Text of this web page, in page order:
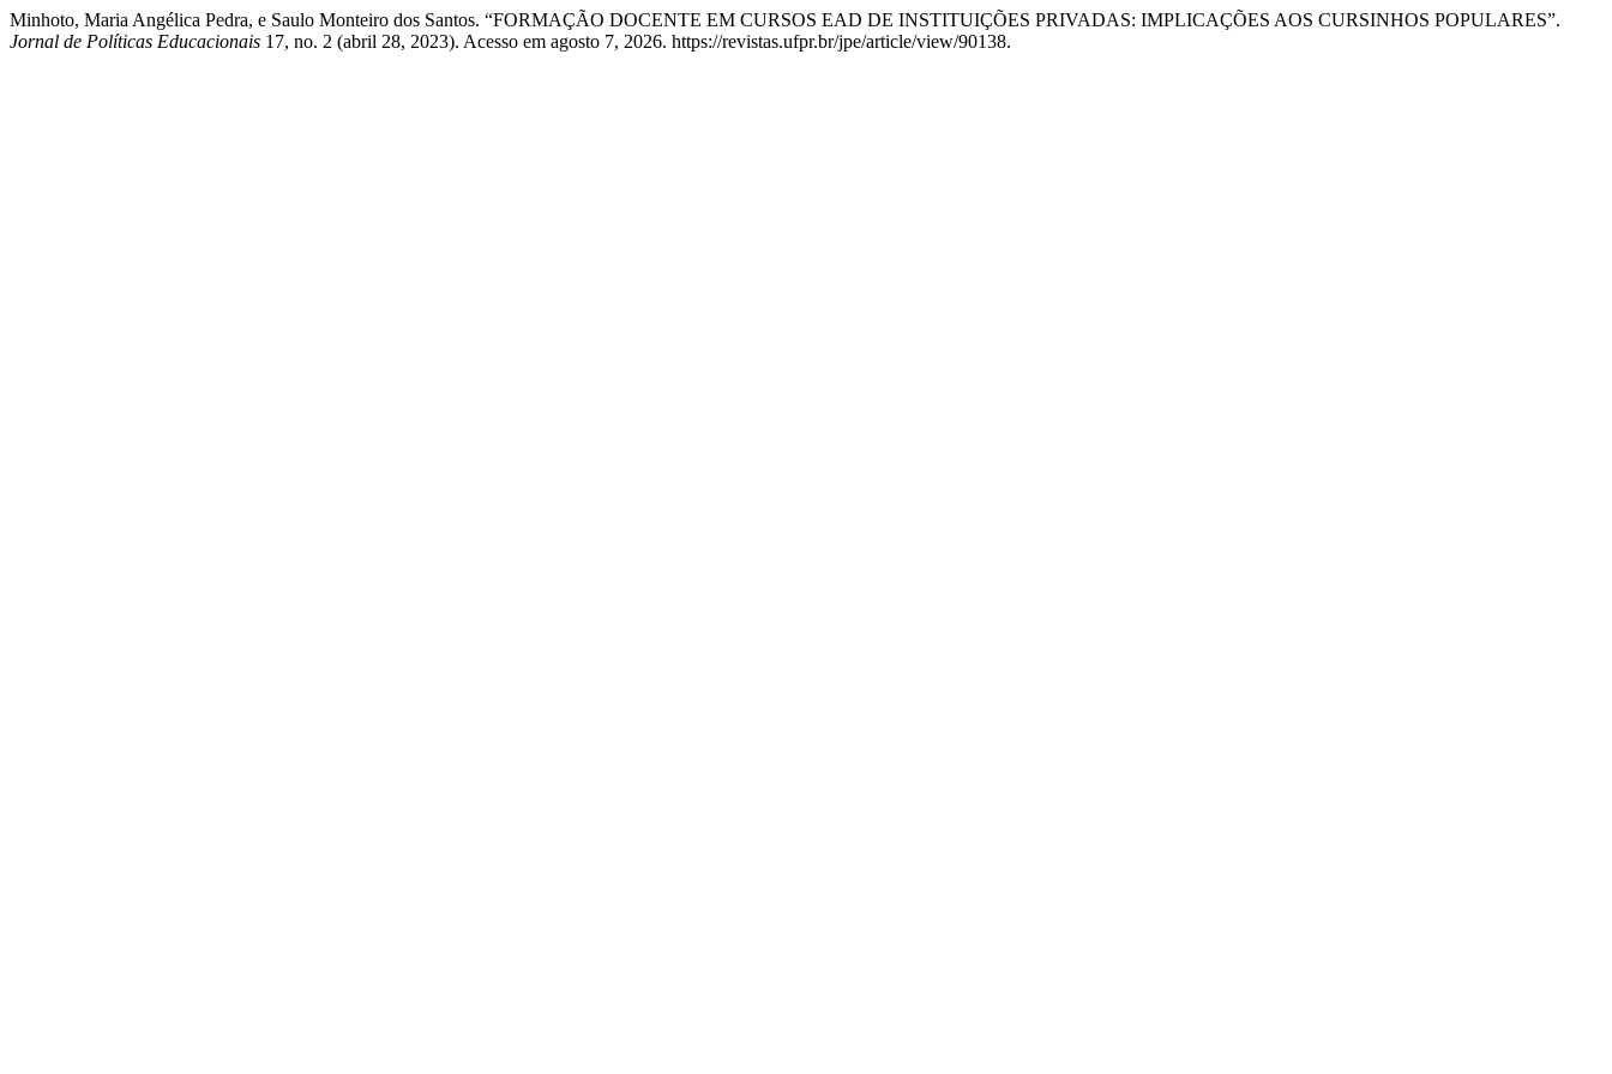
Minhoto, Maria Angélica Pedra, e Saulo Monteiro dos Santos. “FORMAÇÃO DOCENTE EM CURSOS EAD DE INSTITUIÇÕES PRIVADAS: IMPLICAÇÕES AOS CURSINHOS POPULARES”.
Jornal de Políticas Educacionais 17, no. 2 (abril 28, 2023). Acesso em agosto 7, 2026. https://revistas.ufpr.br/jpe/article/view/90138.